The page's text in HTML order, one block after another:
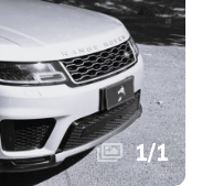
1/1